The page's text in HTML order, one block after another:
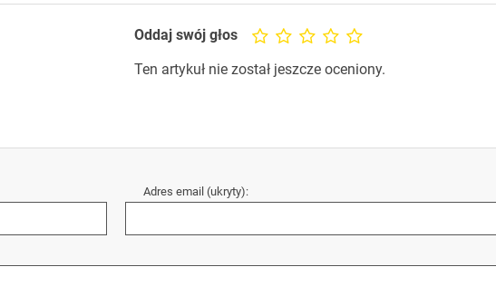
Oddaj swój głos
Ten artykuł nie został jeszcze oceniony.
Adres email (ukryty):